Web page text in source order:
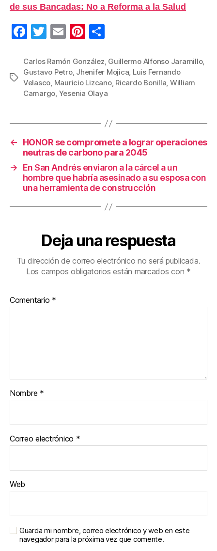
de sus Bancadas: No a Reforma a la Salud
F
c
e
b
o
k
T
tt
er
E
ail
Pi
er
e
st
m
p
ar
Etiquetas
Carlos Ramón González, Guillermo Alfonso Jaramillo,
Gustavo Petro, Jhenifer Mojica, Luis Fernando
Velasco, Mauricio Lizcano, Ricardo Bonilla, William
Camargo, Yesenia Olaya
←
HONOR se compromete a lograr operaciones
neutras de carbono para 2045
→
En San Andrés enviaron a la cárcel a un
hombre que habría asesinado a su esposa con
una herramienta de construcción
Deja una respuesta
Tu dirección de correo electrónico no será publicada.
Los campos obligatorios están marcados con *
Comentario *
Nombre *
Correo electrónico *
Web
Guarda mi nombre, correo electrónico y web en este
navegador para la próxima vez que comente.